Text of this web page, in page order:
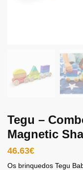
Tegu –
Magnetic
46.63€
Os brinquedos Tegu